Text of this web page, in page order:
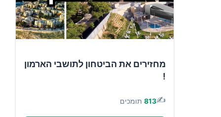
מחזירים את הביטחון לתושבי הארמון
!
✍️
813 תומכים